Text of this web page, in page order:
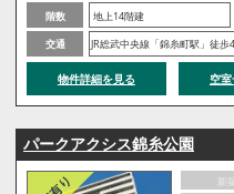
階数
地上14階建
交通
JR総武中央線「錦糸町駅」徒歩
物件詳細を見る 空
パークアクシス錦糸公園
新築